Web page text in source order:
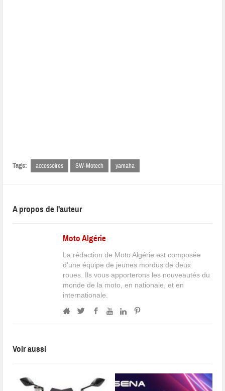
Tags: accessoires SW-Motech yamaha
A propos de l'auteur
Moto Algérie
La rédaction de Moto Algérie est composée
d'une équipe de jeunes mordus de deux
roues. Ils vous apporterons les nouveautés du
monde de la moto, en nationale, et en
internationale.
Voir aussi